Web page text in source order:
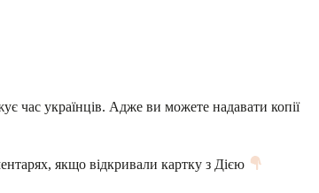
час українців. Адже ви можете надавати копії
якщо відкривали картку з Дією